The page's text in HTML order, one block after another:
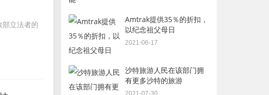
立法者的
Amtrak提供35％的折扣，
以纪念祖父母日
2021-06-17
沙特旅游人民在该部门拥
有更多沙特的旅游
2021-07-30